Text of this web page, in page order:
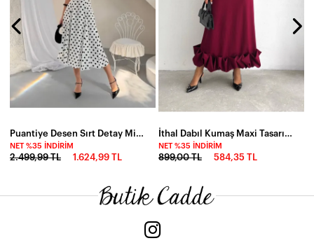
Puantiye Desen Sırt Detay Midi Boy Elbise Beyaz
NET %35 İNDIRIM
2.499,99 TL 1.624,99 TL
İthal Dabıl Kumaş Maxi Tasarım Elbise
NET %35 İNDIRIM
899,00 TL 584,35 TL